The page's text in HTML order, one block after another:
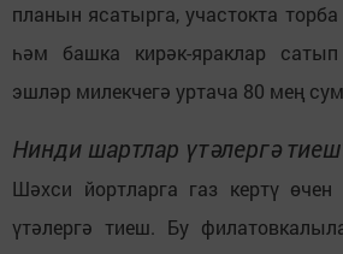
планын ясатырга, участокта торба
һәм башка кирәк-яраклар
эшләр милекчегә уртача 80 мең
Нинди шартлар үтәлергә
Шәхси йортларга газ кертү өчен
үтәлергә тиеш. Бу